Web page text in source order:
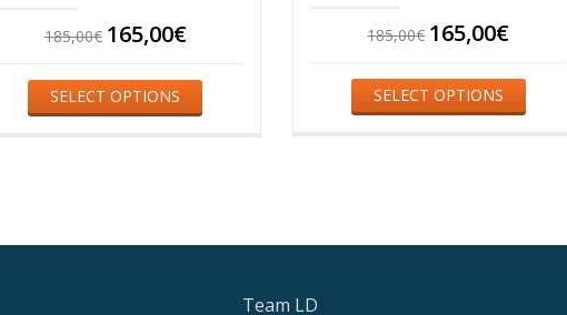
185,00€ 165,00€
SELECT OPTIONS
185,00€ 165,00€
SELECT OPTIONS
Team LD